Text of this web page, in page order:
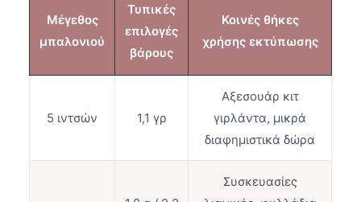
Μέγεθος
μπαλονιού
Τυπικές
επιλογές
βάρους
Κοινές θήκες
χρήσης εκτύπωσης
5 ιντσών 1,1 γρ
Αξεσουάρ κιτ
γιρλάντα, μικρά
διαφημιστικά δώρα
Συσκευασίες